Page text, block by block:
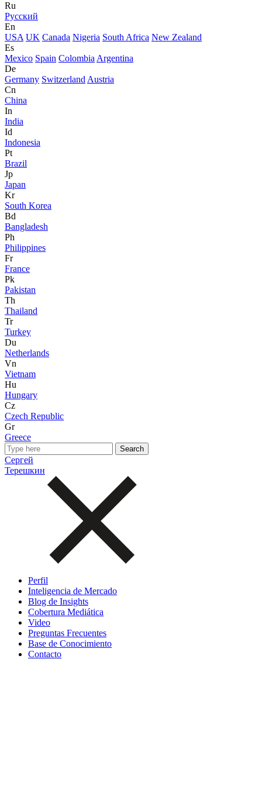
Ru
Русский
En
USA UK Canada Nigeria South Africa New Zealand
Es
Mexico Spain Colombia Argentina
De
Germany Switzerland Austria
Cn
China
In
India
Id
Indonesia
Pt
Brazil
Jp
Japan
Kr
South Korea
Bd
Bangladesh
Ph
Philippines
Fr
France
Pk
Pakistan
Th
Thailand
Tr
Turkey
Du
Netherlands
Vn
Vietnam
Hu
Hungary
Cz
Czech Republic
Gr
Greece
Сергей
Терешкин
Perfil
Inteligencia de Mercado
Blog de Insights
Cobertura Mediática
Video
Preguntas Frecuentes
Base de Conocimiento
Contacto